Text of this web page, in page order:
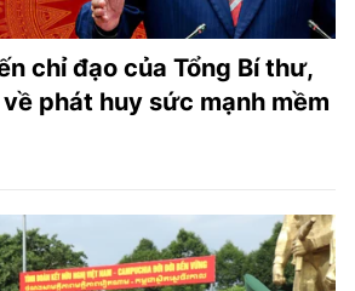
chỉ đạo của Tổng Bí thư,
phát huy sức mạnh mềm